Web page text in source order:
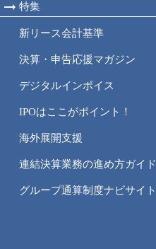
特集
新リース会計基準
決算・申告応援マガジン
デジタルインボイス
IPOはここがポイント！
海外展開支援
連結決算業務の進め方ガイド
グループ通算制度ナビサイト